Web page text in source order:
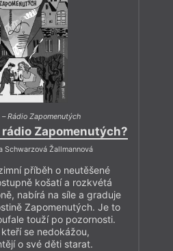
–Rádio Zapomenutých
Zapomenutých?
Schwarzová Žallmannová
příběh o neutěšené
košatí a rozkvétá
nabírá na síle a graduje
Zapomenutých. Je to
touží po pozornosti.
se nedokážou,
o své děti starat.